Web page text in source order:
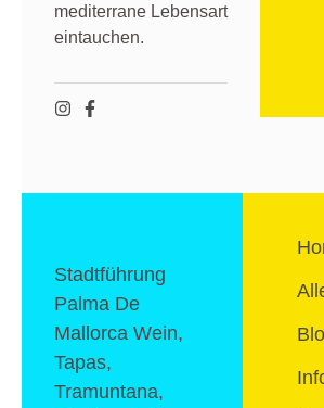
mediterrane Lebensart
eintauchen.
Stadtführung
Palma De
Mallorca Wein,
Tapas,
Tramuntana,